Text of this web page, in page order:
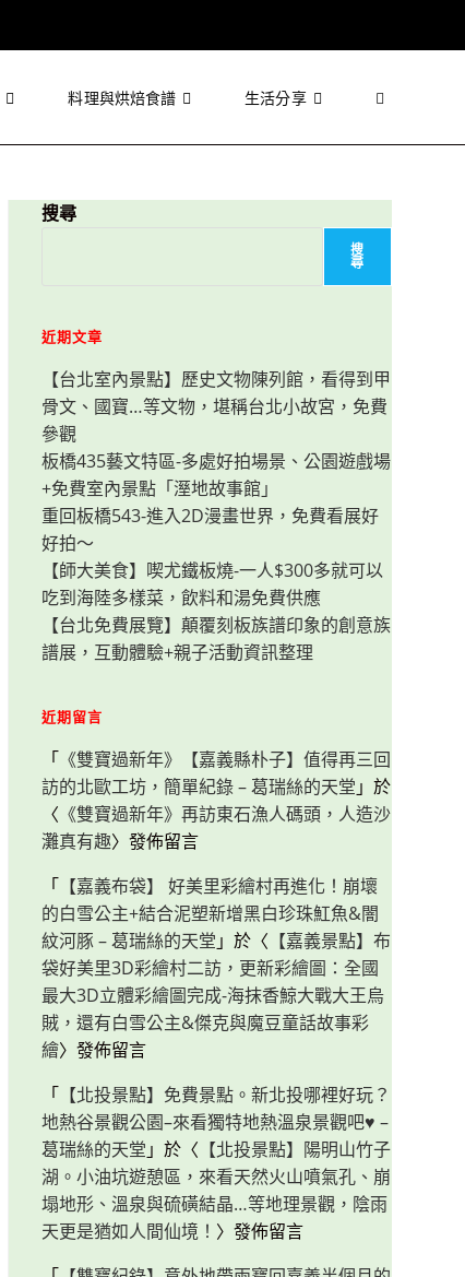
料理與烘焙食譜 生活分享 Toggle
search
搜尋
搜
尋
近期文章
【台北室內景點】歷史文物陳列館，看得到甲
骨文、國寶…等文物，堪稱台北小故宮，免費
參觀
板橋435藝文特區-多處好拍場景、公園遊戲場
+免費室內景點「溼地故事館」
重回板橋543-進入2D漫畫世界，免費看展好
好拍～
【師大美食】喫尤鐵板燒-一人$300多就可以
吃到海陸多樣菜，飲料和湯免費供應
【台北免費展覽】顛覆刻板族譜印象的創意族
譜展，互動體驗+親子活動資訊整理
近期留言
「 《雙寶過新年》【嘉義縣朴子】值得再三回
訪的北歐工坊，簡單紀錄 – 葛瑞絲的天堂 」於
〈 《雙寶過新年》再訪東石漁人碼頭，人造沙
灘真有趣〉發佈留言
「 【嘉義布袋】 好美里彩繪村再進化！崩壞
的白雪公主+結合泥塑新增黑白珍珠魟魚&闇
紋河豚 – 葛瑞絲的天堂 」於〈 【嘉義景點】布
袋好美里3D彩繪村二訪，更新彩繪圖：全國
最大3D立體彩繪圖完成-海抹香鯨大戰大王烏
賊，還有白雪公主&傑克與魔豆童話故事彩
繪〉發佈留言
「 【北投景點】免費景點。新北投哪裡好玩？
地熱谷景觀公園–來看獨特地熱溫泉景觀吧♥ –
葛瑞絲的天堂 」於〈 【北投景點】陽明山竹子
湖。小油坑遊憩區，來看天然火山噴氣孔、崩
塌地形、溫泉與硫磺結晶…等地理景觀，陰雨
天更是猶如人間仙境！ 〉發佈留言